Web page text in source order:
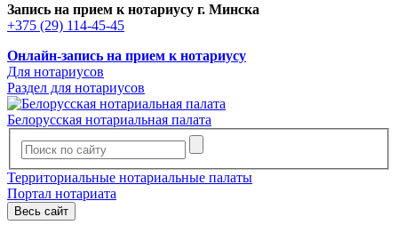
Запись на прием к нотариусу г. Минска
+375 (29) 114-45-45
Онлайн-запись на прием к нотариусу
Для нотариусов
Раздел для нотариусов
Белорусская нотариальная палата
Территориальные нотариальные палаты
Портал нотариата
Весь сайт